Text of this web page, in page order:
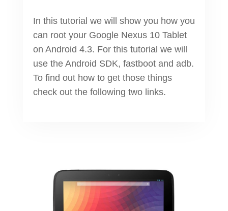
In this tutorial we will show you how you
can root your Google Nexus 10 Tablet
on Android 4.3. For this tutorial we will
use the Android SDK, fastboot and adb.
To find out how to get those things
check out the following two links.